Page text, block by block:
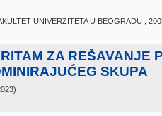
UNIVERZITETA U BEOGRADU ,
ZA REŠAVANJE
SKUPA
)